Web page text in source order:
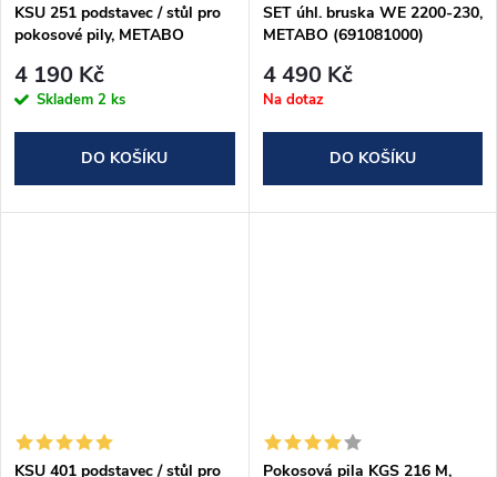
KSU 251 podstavec / stůl pro
pokosové pily, METABO
4 190 Kč
Skladem 2 ks
DO KOŠÍKU
SET úhl. bruska WE 2200-230,
METABO (691081000)
4 490 Kč
Na dotaz
DO KOŠÍKU
KSU 401 podstavec / stůl pro Pokosová pila KGS 216 M,